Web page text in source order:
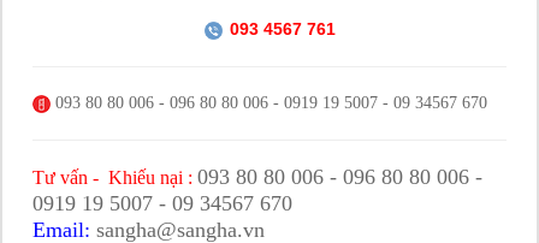
093 4567 761
093 80 80 006 - 096 80 80 006 - 0919 19 5007 - 09 34567 670
Tư vấn - Khiếu nại : 093 80 80 006 - 096 80 80 006 -
0919 19 5007 - 09 34567 670
Email: sangha@sangha.vn